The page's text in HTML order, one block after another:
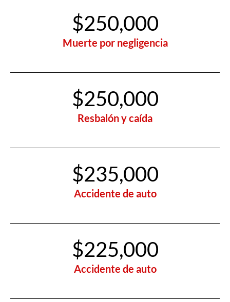
$250,000
Muerte por negligencia
$250,000
Resbalón y caída
$235,000
Accidente de auto
$225,000
Accidente de auto